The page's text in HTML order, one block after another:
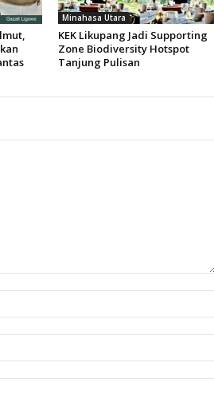
Minahasa Utara
KEK Likupang Jadi Supporting
Zone Biodiversity Hotspot
Tanjung Pulisan